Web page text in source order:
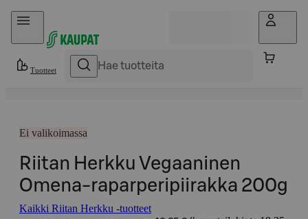
Hyppää sisältöön
Tuotteet
Ei valikoimassa
Riitan Herkku Vegaaninen
Omena-raparperipiirakka 200g
Kaikki Riitan Herkku -tuotteet